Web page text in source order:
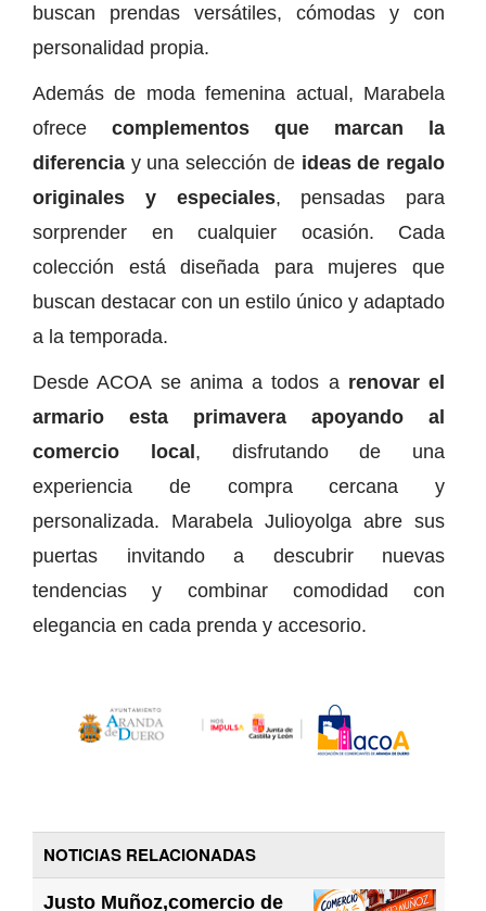
buscan prendas versátiles, cómodas y con
personalidad propia.
Además de moda femenina actual, Marabela
ofrece complementos que marcan la
diferencia y una selección de ideas de regalo
originales y especiales, pensadas para
sorprender en cualquier ocasión. Cada
colección está diseñada para mujeres que
buscan destacar con un estilo único y adaptado
a la temporada.
Desde ACOA se anima a todos a renovar el
armario esta primavera apoyando al
comercio local, disfrutando de una
experiencia de compra cercana y
personalizada. Marabela Julioyolga abre sus
puertas invitando a descubrir nuevas
tendencias y combinar comodidad con
elegancia en cada prenda y accesorio.
NOTICIAS RELACIONADAS
Justo Muñoz,comercio de